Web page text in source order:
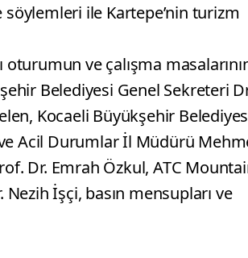
söylemleri ile Kartepe’nin turizm
ve çalışma
Belediyesi Genel Sekreteri
Kocaeli Büyükşehir
ve Acil Durumlar İl Müdürü
Dr. Emrah Özkul, ATC
İşçi, basın mensupları ve